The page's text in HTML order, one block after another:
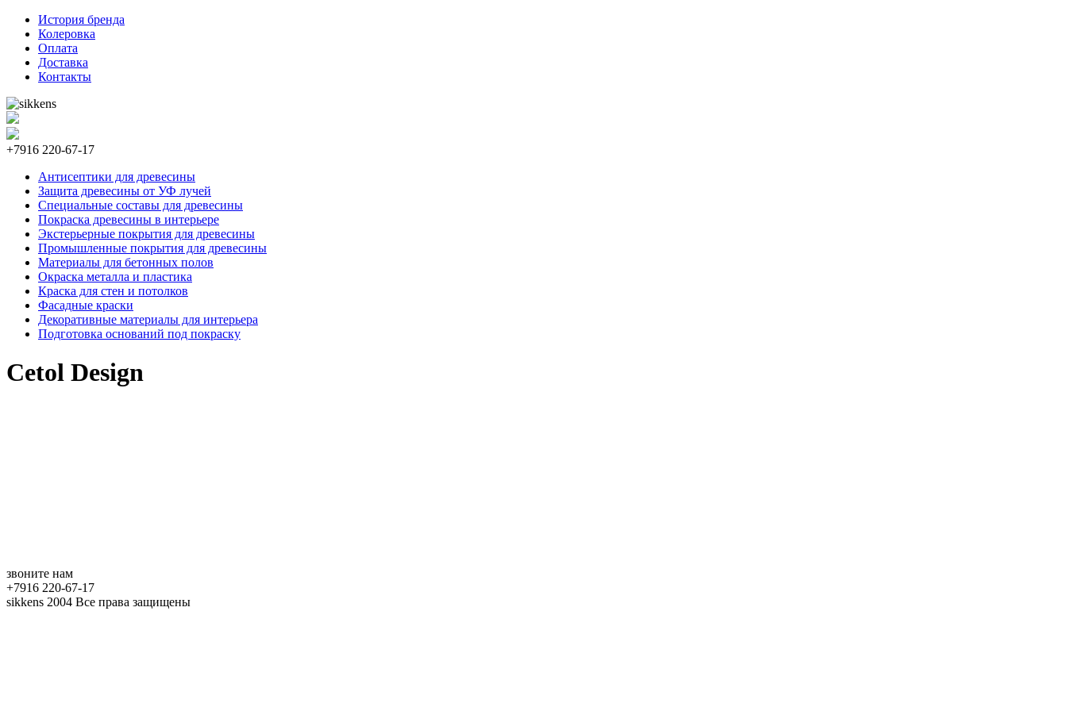
История бренда
Колеровка
Оплата
Доставка
Контакты
+7916 220-67-17
Антисептики для древесины
Защита древесины от УФ лучей
Специальные составы для древесины
Покраска древесины в интерьере
Экстерьерные покрытия для древесины
Промышленные покрытия для древесины
Материалы для бетонных полов
Окраска металла и пластика
Краска для стен и потолков
Фасадные краски
Декоративные материалы для интерьера
Подготовка оснований под покраску
Cetol Design
звоните нам
+7916 220-67-17
sikkens 2004 Все права защищены